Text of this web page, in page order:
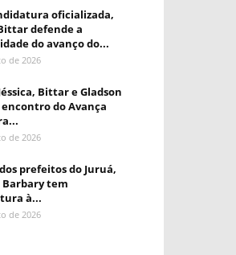
oficializada,
defende a
do avanço do...
de 2026
Bittar e Gladson
do Avança
de 2026
prefeitos do Juruá,
Barbary tem
à...
de 2026